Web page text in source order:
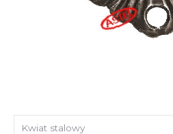
Akcesoria i narzędzia
Kwiat stalowy